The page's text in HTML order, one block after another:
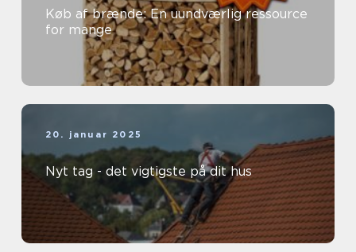
Køb af brænde: En uundværlig ressource
for mange
20. januar 2025
Nyt tag - det vigtigste på dit hus